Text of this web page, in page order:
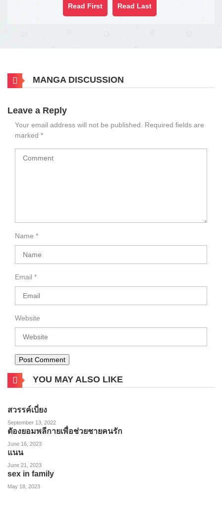
Read First Read Last
MANGA DISCUSSION
Leave a Reply
Your email address will not be published. Required fields are
marked *
Name *
Email *
Website
YOU MAY ALSO LIKE
สวรรค์เบี่ยง
September 13, 2022
ตัองยอมพลีกายเพื่อช่วยชายคนรัก
June 16, 2023
แนน
June 21, 2023
sex in family
May 18, 2023